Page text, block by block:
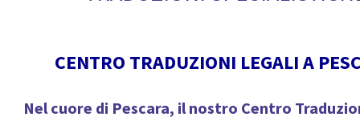
CENTRO TRADUZIONI LEGALI A
Nel cuore di Pescara, il nostro Centro